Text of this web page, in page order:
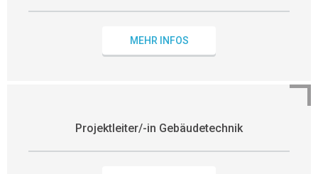
MEHR INFOS
Projektleiter/-in Gebäudetechnik